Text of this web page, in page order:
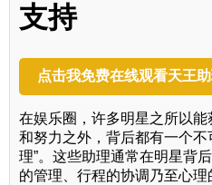
支持
点击我免费在线观看天王
在娱乐圈，许多明星之所以
和努力之外，背后都有一个
理”。这些助理通常在明星背
的管理、行程的协调乃至心